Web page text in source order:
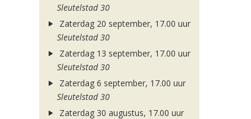
Sleutelstad 30
Zaterdag 20 september, 17.00 uur
Sleutelstad 30
Zaterdag 13 september, 17.00 uur
Sleutelstad 30
Zaterdag 6 september, 17.00 uur
Sleutelstad 30
Zaterdag 30 augustus, 17.00 uur